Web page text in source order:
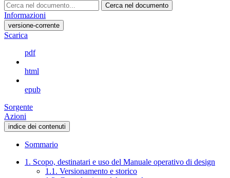
Cerca nel documento
Informazioni
versione-corrente
Scarica
pdf
html
epub
Sorgente
Azioni
indice dei contenuti
Sommario
1. Scopo, destinatari e uso del Manuale operativo di design
1.1. Versionamento e storico